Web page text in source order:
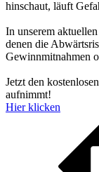
hinschaut, läuft
In unserem
denen die
Gewinnmitnahmen
Jetzt den
aufnimmt!
Hier klicken